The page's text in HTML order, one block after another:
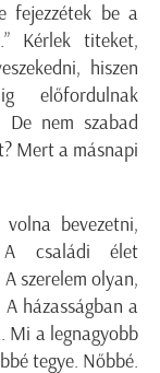
fejezzétek be a
Kérlek titeket,
hiszen
előfordulnak
De nem szabad
Mert a másnapi
bevezetni,
A családi élet
szerelem olyan,
házasságban a
Mi a legnagyobb
tegye. Nőbbé.